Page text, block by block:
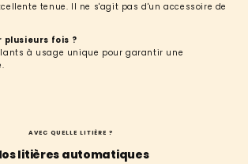
tenue. Il ne s'agit pas d'un accessoire de
plusieurs fois ?
à usage unique pour garantir une
AVEC QUELLE LITIÈRE ?
litières automatiques